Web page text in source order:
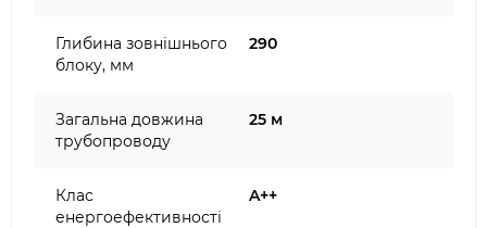
Глибина зовнішнього
блоку, мм
290
Загальна довжина
трубопроводу
25 м
Клас
енергоефективності
A++